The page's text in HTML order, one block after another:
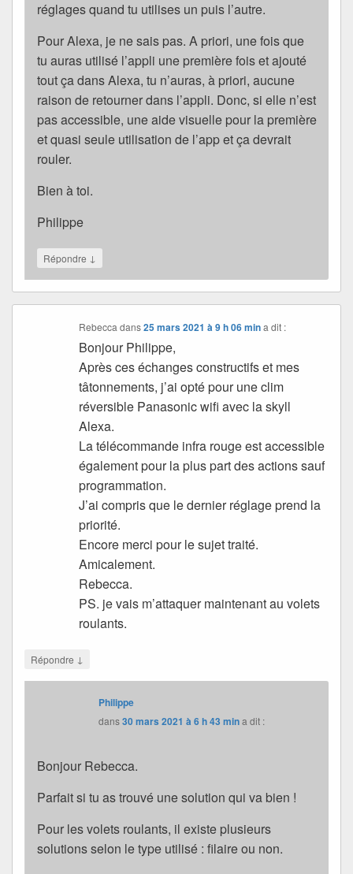
réglages quand tu utilises un puis l’autre.
Pour Alexa, je ne sais pas. A priori, une fois que
tu auras utilisé l’appli une première fois et ajouté
tout ça dans Alexa, tu n’auras, à priori, aucune
raison de retourner dans l’appli. Donc, si elle n’est
pas accessible, une aide visuelle pour la première
et quasi seule utilisation de l’app et ça devrait
rouler.
Bien à toi.
Philippe
Répondre ↓
Rebecca dans25 mars 2021 à 9 h 06 min a dit :
Bonjour Philippe,
Après ces échanges constructifs et mes
tâtonnements, j’ai opté pour une clim
réversible Panasonic wifi avec la skyll
Alexa.
La télécommande infra rouge est accessible
également pour la plus part des actions sauf
programmation.
J’ai compris que le dernier réglage prend la
priorité.
Encore merci pour le sujet traité.
Amicalement.
Rebecca.
PS. je vais m’attaquer maintenant au volets
roulants.
Répondre ↓
Philippe
dans30 mars 2021 à 6 h 43 mina dit :
Bonjour Rebecca.
Parfait si tu as trouvé une solution qui va bien !
Pour les volets roulants, il existe plusieurs
solutions selon le type utilisé : filaire ou non.